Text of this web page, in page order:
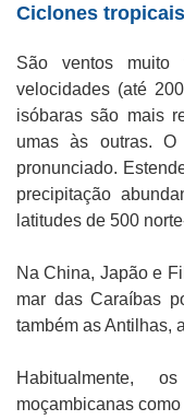
Ciclones tropicais
São ventos muito
velocidades (até
isóbaras são mais
umas às outras. O
pronunciado.
precipitação
latitudes de 500
Na China, Japão e
mar das Caraíbas
também as Antilhas,
Habitualmente,
moçambicanas